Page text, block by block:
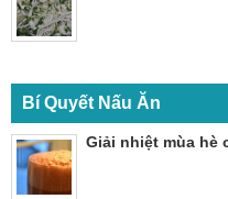
Bí Quyết Nấu Ăn
Giải nhiệt mùa hè